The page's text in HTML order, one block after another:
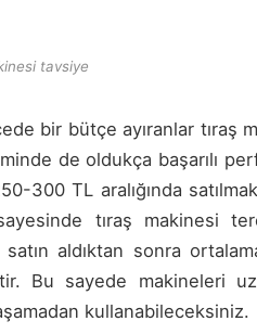
tavsiye
bir bütçe ayıranlar tıraş
de oldukça başarılı
300 TL aralığında
tıraş makinesi
aldıktan sonra
Bu sayede makineleri
kullanabileceksiniz.